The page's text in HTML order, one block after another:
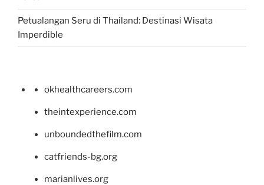
Petualangan Seru di Thailand: Destinasi Wisata
Imperdible
okhealthcareers.com
theintexperience.com
unboundedthefilm.com
catfriends-bg.org
marianlives.org